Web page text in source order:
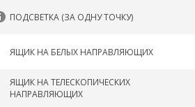
ПОДСВЕТКА (ЗА ОДНУ ТОЧКУ)
ЯЩИК НА БЕЛЫХ НАПРАВЛЯЮЩИХ
ЯЩИК НА ТЕЛЕСКОПИЧЕСКИХ
НАПРАВЛЯЮЩИХ